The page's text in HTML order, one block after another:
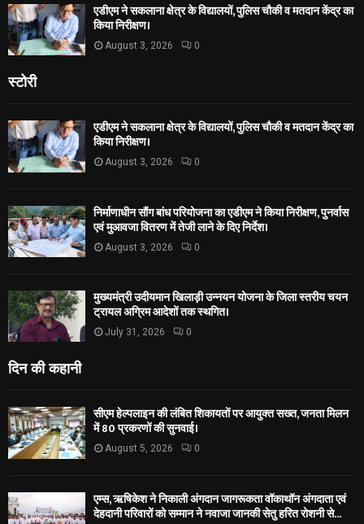
एडीएम ने सकलाना क्षेत्र के विद्यालयों, पुलिस चौकी व मतदान केंद्र का
किया निरीक्षण।
August 3, 2026 0
स्टोरी
एडीएम ने सकलाना क्षेत्र के विद्यालयों, पुलिस चौकी व मतदान केंद्र का
किया निरीक्षण।
August 3, 2026 0
निर्माणाधीन सौंग बांध परियोजना का एडीएम ने किया निरीक्षण, पुनर्वास
एवं मुआवजा वितरण में तेजी लाने के दिए निर्देश।
August 3, 2026 0
मुख्यमंत्री उदीयमान खिलाड़ी उन्नयन योजना के जिला स्तरीय चयन
ट्रायल अग्रिम आदेशों तक स्थगित।
July 31, 2026 0
दिन की कहानी
सीएम हेल्पलाइन की लंबित शिकायतों पर आयुक्त सख्त, जनता मिलन
में 80 प्रकरणों की सुनवाई।
August 5, 2026 0
एम्स, ऋषिकेश ने निकाली अंगदान जागरूकता वॉकाथॉन अंगदाता एवं
देहदानी परिवारों को सम्मान ने नवाजा जानकी सेतु हरित रोशनी से...